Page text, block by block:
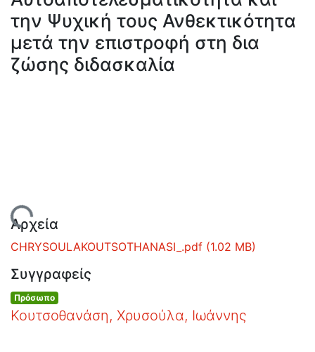
Αυτοαπόθεσης
Ανοιχτά
Δεδομένα
την Ψυχική τους Ανθεκτικότητα
μετά την επιστροφή στη δια
ζώσης διδασκαλία
Φόρτωση...
Αρχεία
CHRYSOULAKOUTSOTHANASI_.pdf (1.02 MB)
Συγγραφείς
Πρόσωπο
Κουτσοθανάση, Χρυσούλα, Ιωάννης